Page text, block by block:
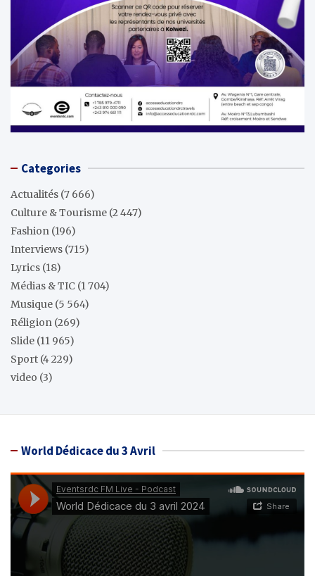
Categories
Actualités (7 666)
Culture & Tourisme (2 447)
Fashion (196)
Interviews (715)
Lyrics (18)
Médias & TIC (1 704)
Musique (5 564)
Réligion (269)
Slide (11 965)
Sport (4 229)
video (3)
World Dédicace du 3 Avril